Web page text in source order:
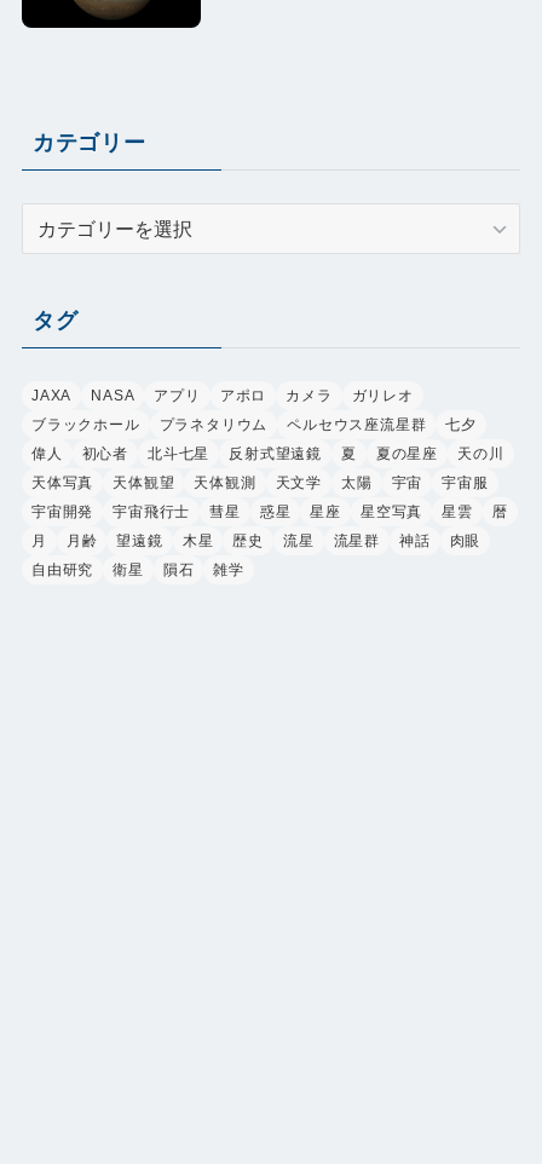
カテゴリー
ー
タグ
JAXA NASA アプリ アポロ カメラ
ガリレオ
ブラックホール
プラネタリウム ペルセウス座流星群
七夕
偉人
初心者 北斗七星 反射式望遠鏡 夏 夏の星座
天の川
天体写真
天体観望 天体観測 天文学 太陽 宇宙
宇宙服
宇宙開発
宇宙飛行士 彗星 惑星 星座 星空写真 星雲
暦
月
月齢 望遠鏡 木星 歴史 流星 流星群 神話
肉眼
自由研究
衛星 隕石 雑学